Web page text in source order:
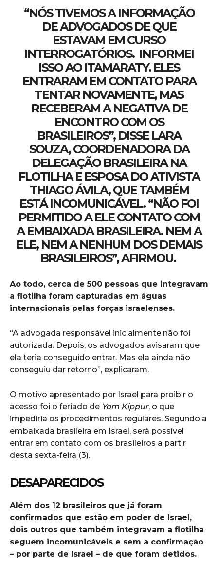
“NÓS TIVEMOS A INFORMAÇÃO
DE ADVOGADOS DE QUE
ESTAVAM EM CURSO
INTERROGATÓRIOS. INFORMEI
ISSO AO ITAMARATY. ELES
ENTRARAM EM CONTATO PARA
TENTAR NOVAMENTE, MAS
RECEBERAM A NEGATIVA DE
ENCONTRO COM OS
BRASILEIROS”, DISSE LARA
SOUZA, COORDENADORA DA
DELEGAÇÃO BRASILEIRA NA
FLOTILHA E ESPOSA DO ATIVISTA
THIAGO ÁVILA, QUE TAMBÉM
ESTÁ INCOMUNICÁVEL. “NÃO FOI
PERMITIDO A ELE CONTATO COM
A EMBAIXADA BRASILEIRA. NEM A
ELE, NEM A NENHUM DOS DEMAIS
BRASILEIROS”, AFIRMOU.
Ao todo, cerca de 500 pessoas que integravam
a flotilha foram capturadas em águas
internacionais pelas forças israelenses.
“A advogada responsável inicialmente não foi
autorizada. Depois, os advogados avisaram que
ela teria conseguido entrar. Mas ela ainda não
conseguiu dar retorno”, explicaram.
O motivo apresentado por Israel para proibir o
acesso foi o feriado de Yom Kippur, o que
impediria os procedimentos regulares. Segundo a
embaixada brasileira em Israel, será possível
entrar em contato com os brasileiros a partir
desta sexta-feira (3).
DESAPARECIDOS
Além dos 12 brasileiros que já foram
confirmados que estão em poder de Israel,
dois outros que também integravam a flotilha
seguem incomunicáveis e sem a confirmação
– por parte de Israel – de que foram detidos.